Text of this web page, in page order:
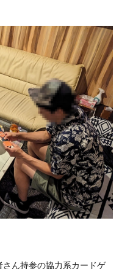
さん持参の協力系カードゲ